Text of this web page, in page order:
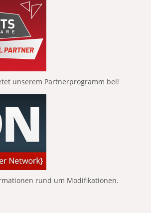
unserem Partnerprogramm bei!
rund um Modifikationen.